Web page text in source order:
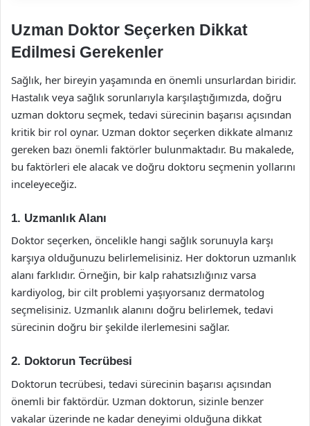
Uzman Doktor Seçerken Dikkat
Edilmesi Gerekenler
Sağlık, her bireyin yaşamında en önemli unsurlardan biridir.
Hastalık veya sağlık sorunlarıyla karşılaştığımızda, doğru
uzman doktoru seçmek, tedavi sürecinin başarısı açısından
kritik bir rol oynar. Uzman doktor seçerken dikkate almanız
gereken bazı önemli faktörler bulunmaktadır. Bu makalede,
bu faktörleri ele alacak ve doğru doktoru seçmenin yollarını
inceleyeceğiz.
1. Uzmanlık Alanı
Doktor seçerken, öncelikle hangi sağlık sorunuyla karşı
karşıya olduğunuzu belirlemelisiniz. Her doktorun uzmanlık
alanı farklıdır. Örneğin, bir kalp rahatsızlığınız varsa
kardiyolog, bir cilt problemi yaşıyorsanız dermatolog
seçmelisiniz. Uzmanlık alanını doğru belirlemek, tedavi
sürecinin doğru bir şekilde ilerlemesini sağlar.
2. Doktorun Tecrübesi
Doktorun tecrübesi, tedavi sürecinin başarısı açısından
önemli bir faktördür. Uzman doktorun, sizinle benzer
vakalar üzerinde ne kadar deneyimi olduğuna dikkat